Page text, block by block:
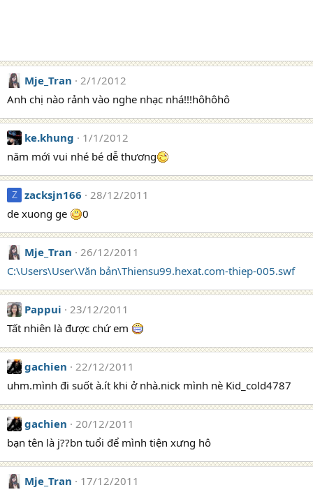
Mje_Tran
2/1/2012
Anh chị nào rảnh vào nghe nhạc nhá!!!hôhôhô
ke.khung
1/1/2012
năm mới vui nhé bé dễ thương
Z zacksjn166
28/12/2011
de xuong ge
0
Mje_Tran
26/12/2011
C:\Users\User\Văn bản\Thiensu99.hexat.com-thiep-005.swf
Pappui
23/12/2011
Tất nhiên là được chứ em
gachien
22/12/2011
uhm.mình đi suốt à.ít khi ở nhà.nick mình nè Kid_cold4787
gachien
20/12/2011
bạn tên là j??bn tuổi để mình tiện xưng hô
Mje_Tran 17/12/2011